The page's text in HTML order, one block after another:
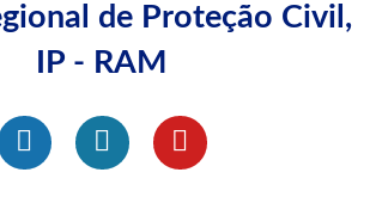
de Proteção Civil,
IP - RAM